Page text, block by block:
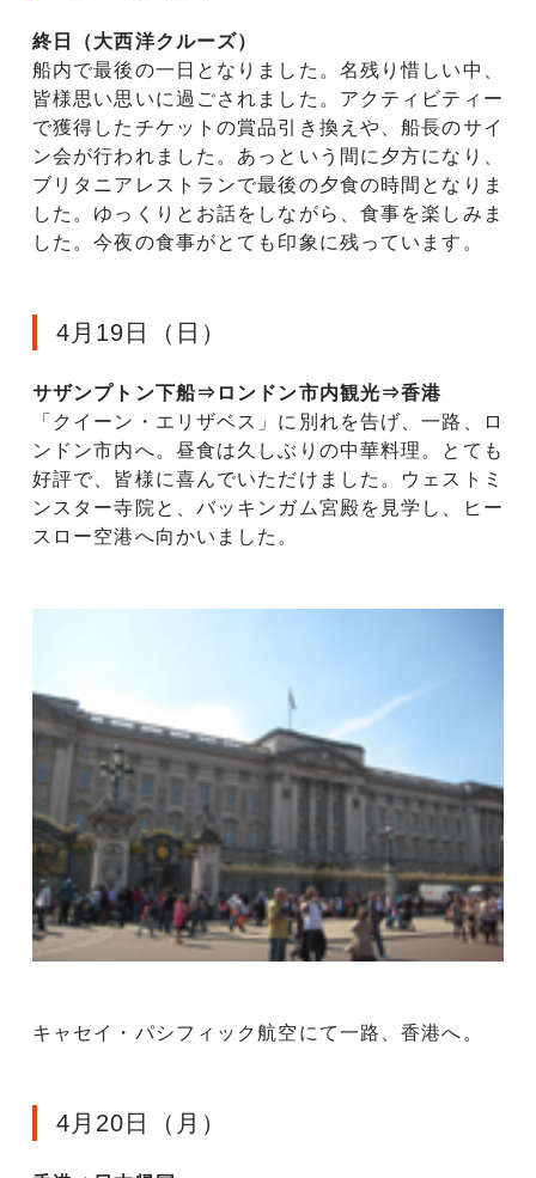
終日（大西洋クルーズ）
船内で最後の一日となりました。名残り惜しい中、
皆様思い思いに過ごされました。アクティビティー
で獲得したチケットの賞品引き換えや、船長のサイ
ン会が行われました。あっという間に夕方になり、
ブリタニアレストランで最後の夕食の時間となりま
した。ゆっくりとお話をしながら、食事を楽しみま
した。今夜の食事がとても印象に残っています。
4月19日（日）
サザンプトン下船⇒ロンドン市内観光⇒香港
「クイーン・エリザベス」に別れを告げ、一路、ロ
ンドン市内へ。昼食は久しぶりの中華料理。とても
好評で、皆様に喜んでいただけました。ウェストミ
ンスター寺院と、バッキンガム宮殿を見学し、ヒー
スロー空港へ向かいました。
キャセイ・パシフィック航空にて一路、香港へ。
4月20日（月）